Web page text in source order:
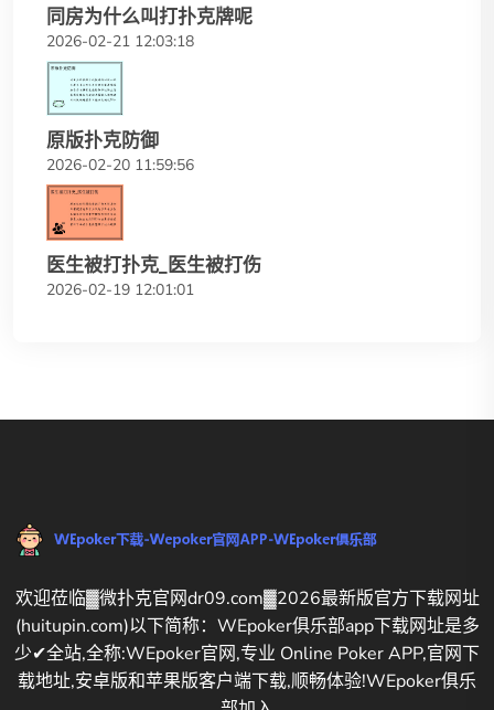
同房为什么叫打扑克牌呢
2026-02-21 12:03:18
原版扑克防御
2026-02-20 11:59:56
医生被打扑克_医生被打伤
2026-02-19 12:01:01
欢迎莅临▓微扑克官网dr09.com▓2026最新版官方下载网址
(huitupin.com)以下简称：WEpoker俱乐部app下载网址是多
少✔全站,全称:WEpoker官网,专业 Online Poker APP,官网下
载地址,安卓版和苹果版客户端下载,顺畅体验!WEpoker俱乐